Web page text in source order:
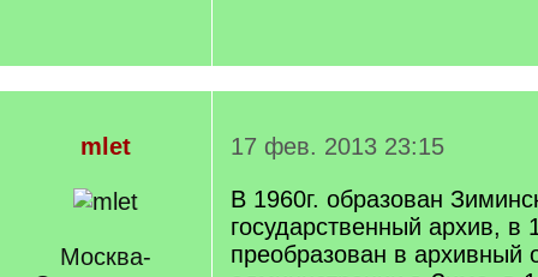
mlet
Москва-
17 фев. 2013 23:15
В 1960г. образован
государственный архив, в
преобразован в архивный